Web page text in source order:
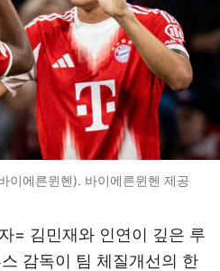
이에른뮌헨). 바이에른뮌헨 제공
= 김민재와 인연이 깊은 루
감독이 팀 체질개선의 한